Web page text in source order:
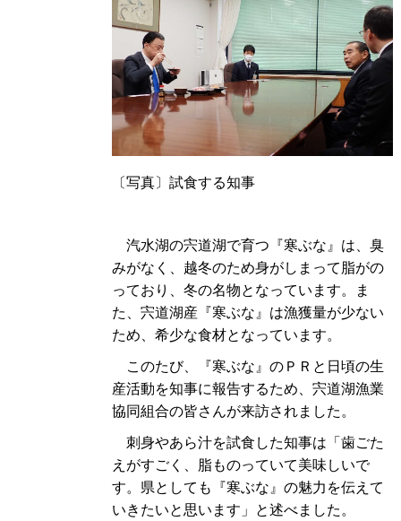
〔写真〕試食する知事
汽水湖の宍道湖で育つ『寒ぶな』は、臭
みがなく、越冬のため身がしまって脂がの
っており、冬の名物となっています。ま
た、宍道湖産『寒ぶな』は漁獲量が少ない
ため、希少な食材となっています。
このたび、『寒ぶな』のＰＲと日頃の生
産活動を知事に報告するため、宍道湖漁業
協同組合の皆さんが来訪されました。
刺身やあら汁を試食した知事は「歯ごた
えがすごく、脂ものっていて美味しいで
す。県としても『寒ぶな』の魅力を伝えて
いきたいと思います」と述べました。